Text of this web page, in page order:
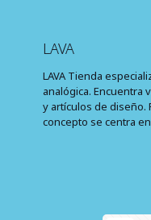
LAVA
LAVA Tienda
analógica. Encuentra
y artículos de diseño.
concepto se centra en